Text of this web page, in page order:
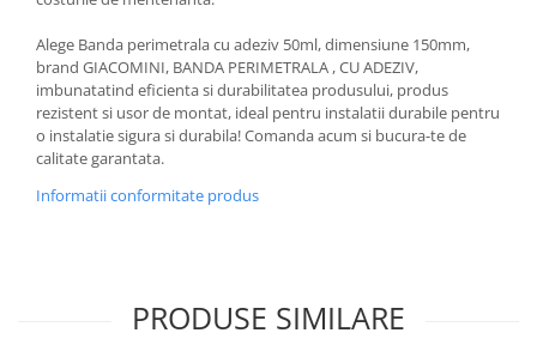
Alege Banda perimetrala cu adeziv 50ml, dimensiune 150mm,
brand GIACOMINI, BANDA PERIMETRALA , CU ADEZIV,
imbunatatind eficienta si durabilitatea produsului, produs
rezistent si usor de montat, ideal pentru instalatii durabile pentru
o instalatie sigura si durabila! Comanda acum si bucura-te de
calitate garantata.
Informatii conformitate produs
PRODUSE SIMILARE